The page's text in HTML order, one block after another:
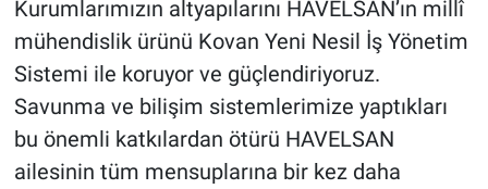
Kurumlarımızın altyapılarını HAVELSAN’ın millî
mühendislik ürünü Kovan Yeni Nesil İş Yönetim
Sistemi ile koruyor ve güçlendiriyoruz.
Savunma ve bilişim sistemlerimize yaptıkları
bu önemli katkılardan ötürü HAVELSAN
ailesinin tüm mensuplarına bir kez daha